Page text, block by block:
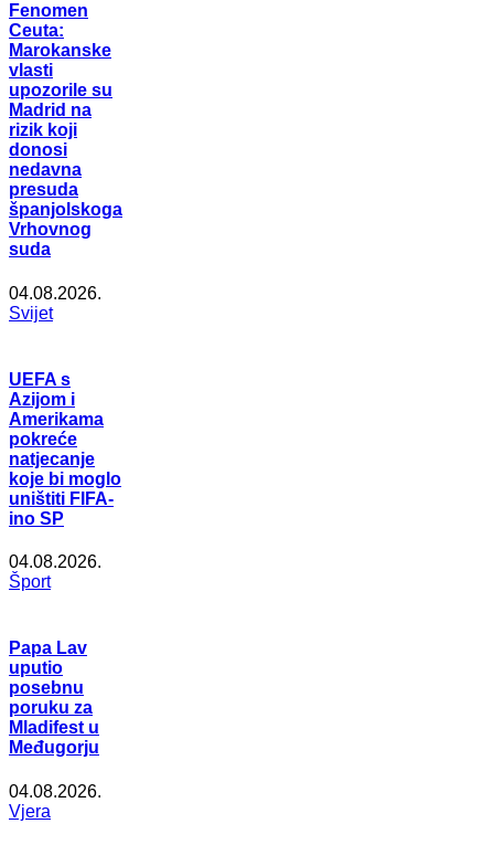
Fenomen
Ceuta:
Marokanske
vlasti
upozorile su
Madrid na
rizik koji
donosi
nedavna
presuda
španjolskoga
Vrhovnog
suda
04.08.2026.
Svijet
UEFA s
Azijom i
Amerikama
pokreće
natjecanje
koje bi moglo
uništiti FIFA-
ino SP
04.08.2026.
Šport
Papa Lav
uputio
posebnu
poruku za
Mladifest u
Međugorju
04.08.2026.
Vjera